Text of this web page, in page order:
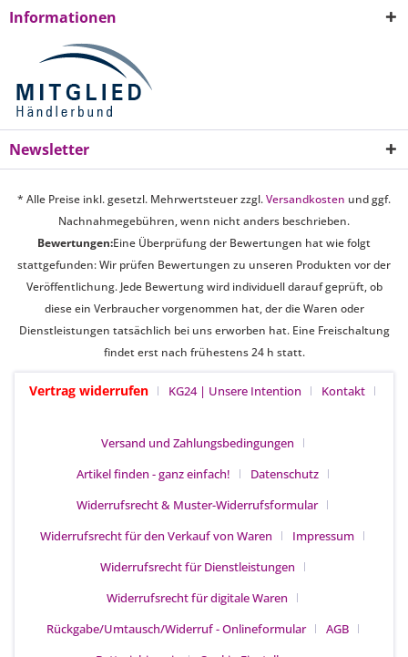
Informationen
Newsletter
* Alle Preise inkl. gesetzl. Mehrwertsteuer zzgl.Versandkosten und ggf.
Nachnahmegebühren, wenn nicht anders beschrieben.
Bewertungen:Eine Überprüfung der Bewertungen hat wie folgt
stattgefunden: Wir prüfen Bewertungen zu unseren Produkten vor der
Veröffentlichung. Jede Bewertung wird individuell darauf geprüft, ob
diese ein Verbraucher vorgenommen hat, der die Waren oder
Dienstleistungen tatsächlich bei uns erworben hat. Eine Freischaltung
findet erst nach frühestens 24 h statt.
Vertrag widerrufen KG24 | Unsere Intention Kontakt
Versand und Zahlungsbedingungen
Artikel finden - ganz einfach!
Datenschutz
Widerrufsrecht & Muster-Widerrufsformular
Widerrufsrecht für den Verkauf von Waren
Impressum
Widerrufsrecht für Dienstleistungen
Widerrufsrecht für digitale Waren
Rückgabe/Umtausch/Widerruf - Onlineformular
AGB